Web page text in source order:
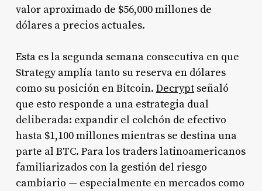
valor aproximado de $56,000 millones de
dólares a precios actuales.
Esta es la segunda semana consecutiva en que
Strategy amplía tanto su reserva en dólares
como su posición en Bitcoin. Decryptseñaló
que esto responde a una estrategia dual
deliberada: expandir el colchón de efectivo
hasta $1,100 millones mientras se destina una
parte al BTC. Para los traders latinoamericanos
familiarizados con la gestión del riesgo
cambiario — especialmente en mercados como